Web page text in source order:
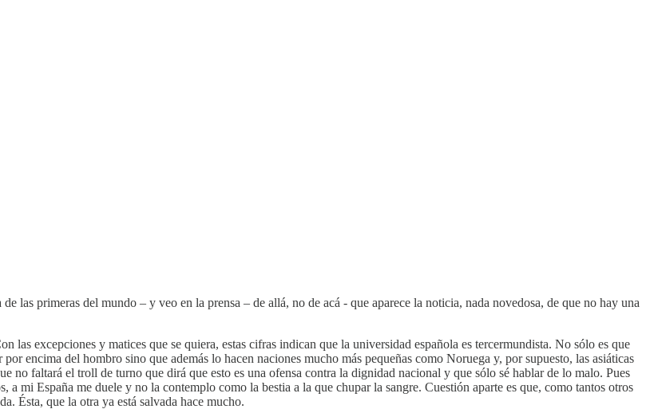
las primeras del mundo – y veo en la prensa – de allá, no de acá - que aparece la noticia, nada novedosa, de que no hay una
las excepciones y matices que se quiera, estas cifras indican que la universidad española es tercermundista. No sólo es que
encima del hombro sino que además lo hacen naciones mucho más pequeñas como Noruega y, por supuesto, las asiáticas
no faltará el troll de turno que dirá que esto es una ofensa contra la dignidad nacional y que sólo sé hablar de lo malo. Pues
mi España me duele y no la contemplo como la bestia a la que chupar la sangre. Cuestión aparte es que, como tantos otros
Ésta, que la otra ya está salvada hace mucho.